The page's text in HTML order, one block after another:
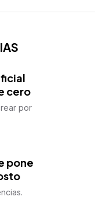
cero
por
pone